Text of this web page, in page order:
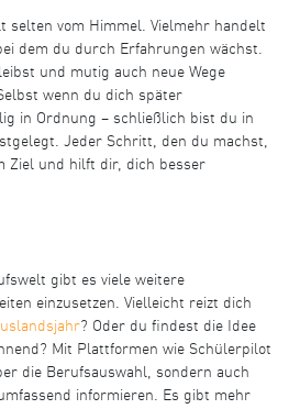
selten vom Himmel. Vielmehr handelt
dem du durch Erfahrungen wächst.
und mutig auch neue Wege
wenn du dich später
in Ordnung – schließlich bist du in
Jeder Schritt, den du machst,
Ziel und hilft dir, dich besser
gibt es viele weitere
einzusetzen. Vielleicht reizt dich
? Oder du findest die Idee
Mit Plattformen wie Schülerpilot
die Berufsauswahl, sondern auch
informieren. Es gibt mehr